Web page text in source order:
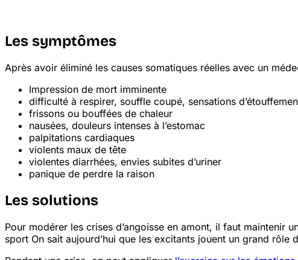
Les symptômes
Après avoir éliminé les causes somatiques réelles avec un
Impression de mort imminente
difficulté à respirer, souffle coupé, sensations
frissons ou bouffées de chaleur
nausées, douleurs intenses à l’estomac
palpitations cardiaques
violents maux de tête
violentes diarrhées, envies subites d’uriner
panique de perdre la raison
Les solutions
Pour modérer les crises d’angoisse en amont, il faut maintenir
sport On sait aujourd’hui que les excitants jouent un grand rôle